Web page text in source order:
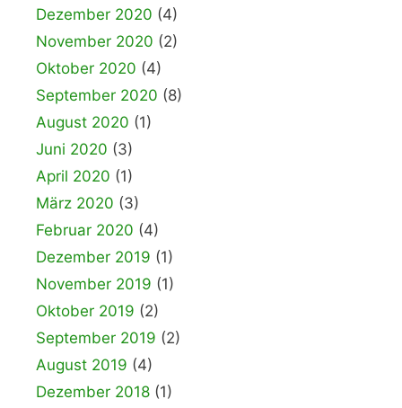
Dezember 2020 (4)
November 2020 (2)
Oktober 2020 (4)
September 2020 (8)
August 2020 (1)
Juni 2020 (3)
April 2020 (1)
März 2020 (3)
Februar 2020 (4)
Dezember 2019 (1)
November 2019 (1)
Oktober 2019 (2)
September 2019 (2)
August 2019 (4)
Dezember 2018 (1)